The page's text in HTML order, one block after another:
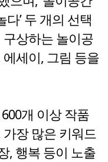
다’ 두 개의 선택
상하는 놀이공
세이, 그림 등을
개 이상 작품
장 많은 키워드
, 행복 등이 노출